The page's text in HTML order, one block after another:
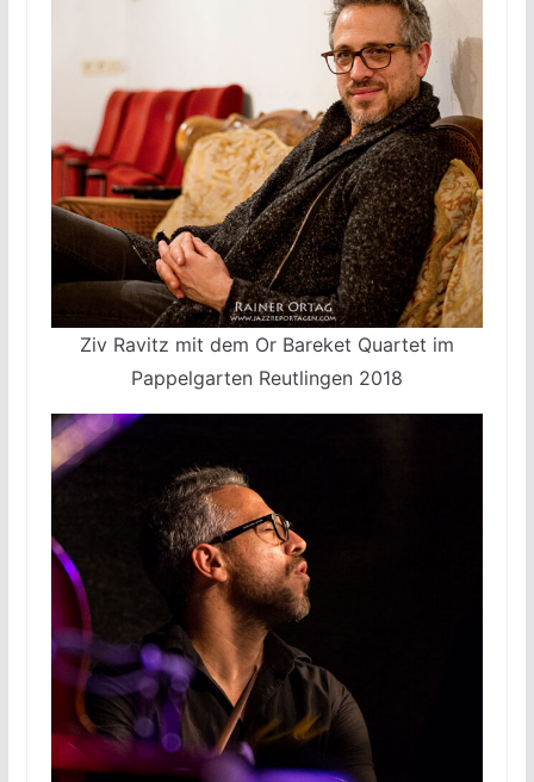
Ziv Ravitz mit dem Or Bareket Quartet im
Pappelgarten Reutlingen 2018